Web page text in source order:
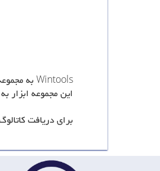
این مجموعه ابزار
برای دریافت